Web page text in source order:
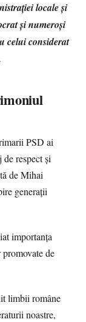
locale și
și numeroși
celui considerat
PSD ai
respect și
de Mihai
generații
importanța
de
limbii române
noastre,